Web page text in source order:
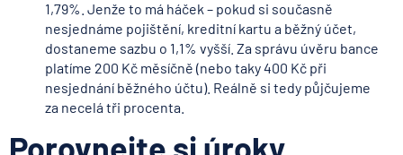
1,79%. Jenže to má háček – pokud si současně
nesjednáme pojištění, kreditní kartu a běžný účet,
dostaneme sazbu o 1,1% vyšší. Za správu úvěru bance
platíme 200 Kč měsíčně (nebo taky 400 Kč při
nesjednání běžného účtu). Reálně si tedy půjčujeme
za necelá tři procenta.